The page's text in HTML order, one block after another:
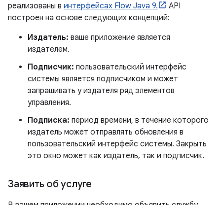
реализованы в интерфейсах Flow Java 9.
API
построен на основе следующих концепций:
Издатель: ваше приложение является
издателем.
Подписчик: пользовательский интерфейс
системы является подписчиком и может
запрашивать у издателя ряд элементов
управления.
Подписка: период времени, в течение которого
издатель может отправлять обновления в
пользовательский интерфейс системы. Закрыть
это окно может как издатель, так и подписчик.
Заявить об услуге